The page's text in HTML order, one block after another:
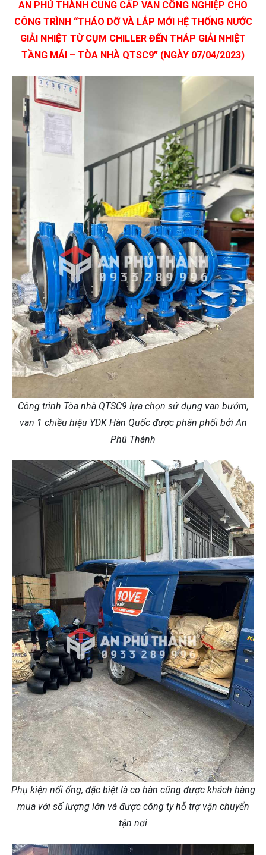
AN PHÚ THÀNH CUNG CẤP VAN CÔNG NGHIỆP CHO
CÔNG TRÌNH “THÁO DỠ VÀ LẮP MỚI HỆ THỐNG NƯỚC
GIẢI NHIỆT TỪ CỤM CHILLER ĐẾN THÁP GIẢI NHIỆT
TẦNG MÁI – TÒA NHÀ QTSC9” (NGÀY 07/04/2023)
Công trình Tòa nhà QTSC9 lựa chọn sử dụng van bướm,
van 1 chiều hiệu YDK Hàn Quốc được phân phối bởi An
Phú Thành
Phụ kiện nối ống, đặc biệt là co hàn cũng được khách hàng
mua với số lượng lớn và được công ty hỗ trợ vận chuyển
tận nơi